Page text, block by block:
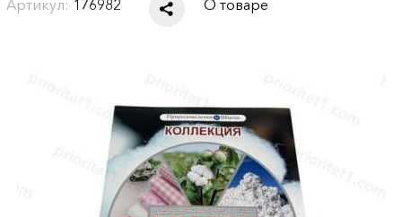
Артикул: 176982 О товаре